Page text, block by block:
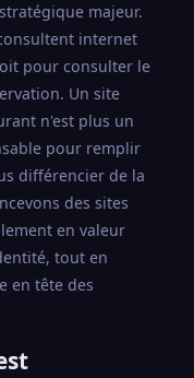
majeur.
internet
pour consulter le
Un site
n'est plus un
pour remplir
différencier de la
des sites
en valeur
tout en
en tête des